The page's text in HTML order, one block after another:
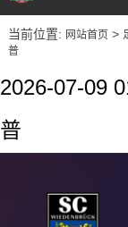
当前位置: 网站首页>
普
2026-07-09
普